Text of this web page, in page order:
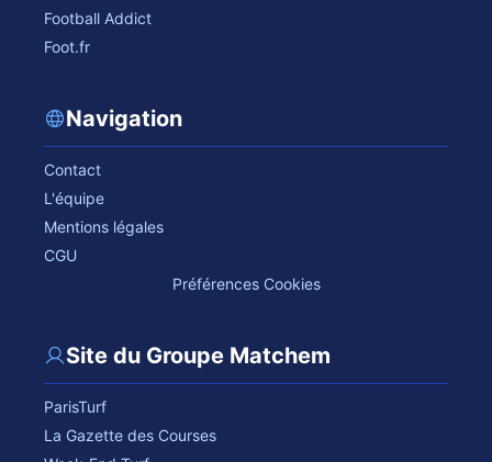
Football Addict
Foot.fr
Navigation
Contact
L'équipe
Mentions légales
CGU
Préférences Cookies
Site du Groupe Matchem
ParisTurf
La Gazette des Courses